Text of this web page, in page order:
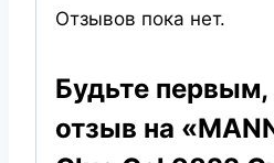
Отзывов пока нет.
Будьте первым,
отзыв на